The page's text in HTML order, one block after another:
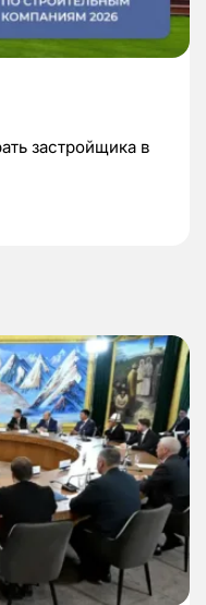
застройщика в